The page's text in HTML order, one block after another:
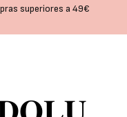
superiores a 49€